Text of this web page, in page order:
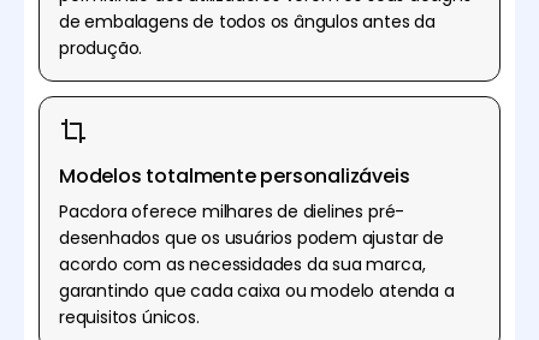
de embalagens de todos os ângulos antes da
produção.
Modelos totalmente personalizáveis
Pacdora oferece milhares de dielines pré-
desenhados que os usuários podem ajustar de
acordo com as necessidades da sua marca,
garantindo que cada caixa ou modelo atenda a
requisitos únicos.